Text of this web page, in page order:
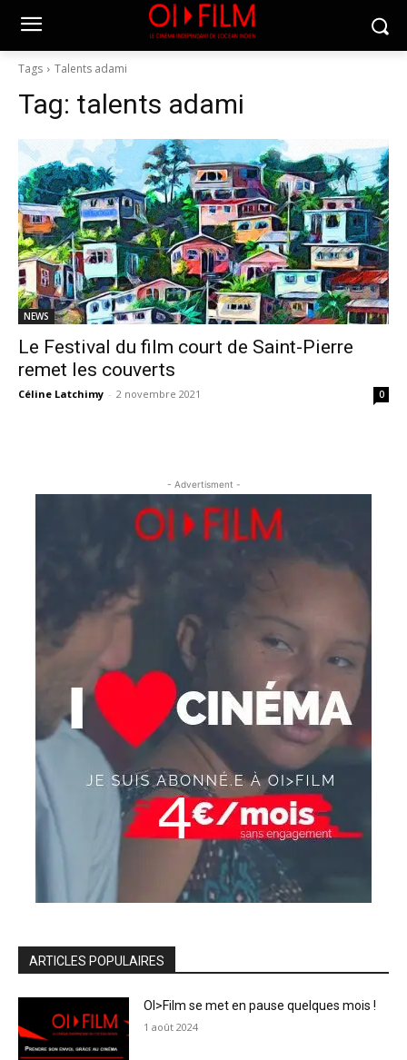
Tags Talents adami
Tag: talents adami
NEWS
Le Festival du film court de Saint-Pierre
remet les couverts
Céline Latchimy - 2 novembre 2021 0
- Advertisment -
ARTICLES POPULAIRES
OI>Film se met en pause quelques mois !
1 août 2024